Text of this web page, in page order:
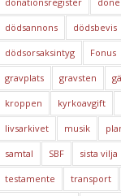
dödsannons dödsbevis
dödsorsaksintyg Fonus
gravplats gravsten
kroppen kyrkoavgift
livsarkivet musik
samtal SBF sista vilja
testamente transport